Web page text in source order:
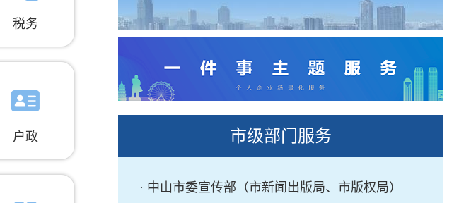
税务
户政 市级部门服务
· 中山市委宣传部（市新闻出版局、市版权局）